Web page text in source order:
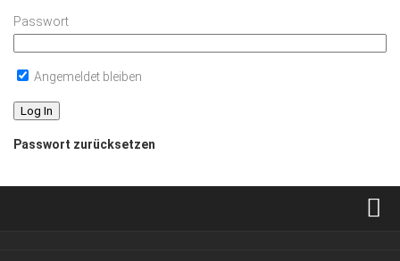
Passwort
Angemeldet bleiben
Passwort zurücksetzen